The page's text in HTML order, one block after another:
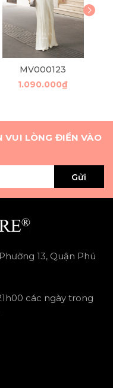
MV000123
1.090.000₫
VUI LÒNG ĐIỀN VÀO
Gửi
13, Quận Phú
các ngày trong